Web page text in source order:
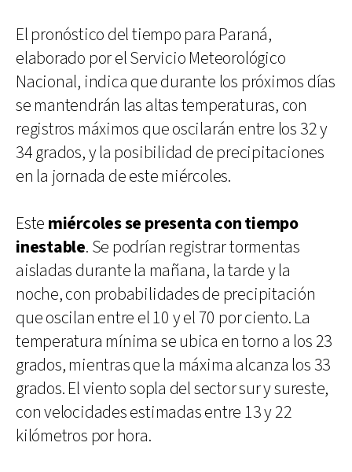
El pronóstico del tiempo para Paraná,
elaborado por el Servicio Meteorológico
Nacional, indica que durante los próximos días
se mantendrán las altas temperaturas, con
registros máximos que oscilarán entre los 32 y
34 grados, y la posibilidad de precipitaciones
en la jornada de este miércoles.
Este miércoles se presenta con tiempo
inestable. Se podrían registrar tormentas
aisladas durante la mañana, la tarde y la
noche, con probabilidades de precipitación
que oscilan entre el 10 y el 70 por ciento. La
temperatura mínima se ubica en torno a los 23
grados, mientras que la máxima alcanza los 33
grados. El viento sopla del sector sur y sureste,
con velocidades estimadas entre 13 y 22
kilómetros por hora.